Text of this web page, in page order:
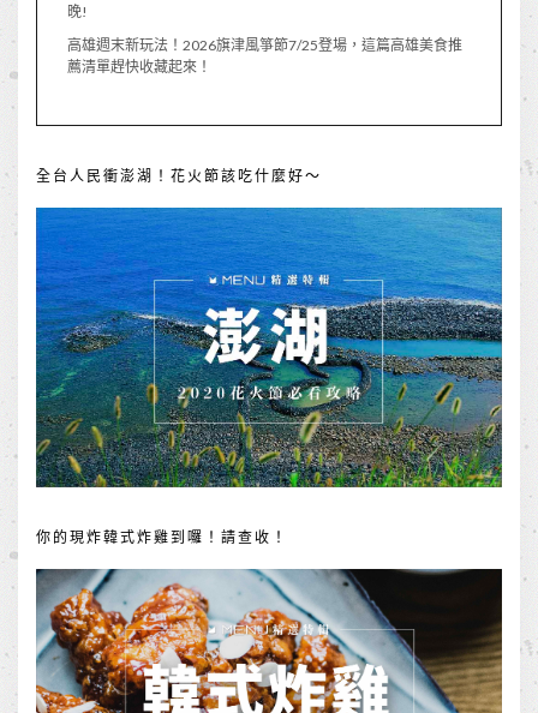
晚!
高雄週末新玩法！2026旗津風箏節7/25登場，這篇高雄美食推
薦清單趕快收藏起來！
全台人民衝澎湖！花火節該吃什麼好～
你的現炸韓式炸雞到囉！請查收！